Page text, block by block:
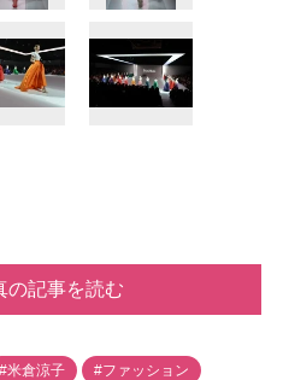
の記事を読む
#米倉涼子 #ファッション